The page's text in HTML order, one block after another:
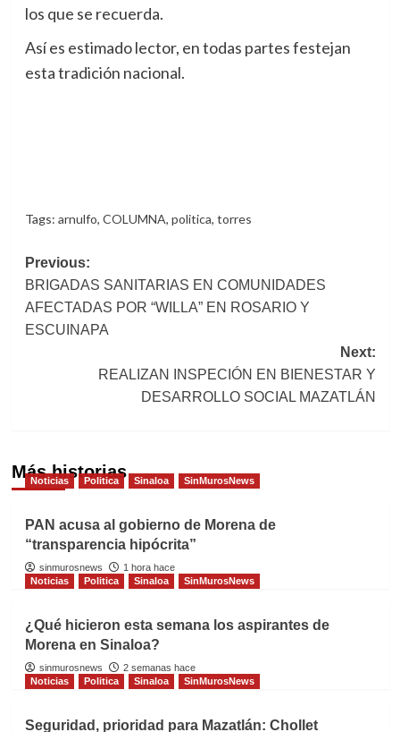
los que se recuerda.
Así es estimado lector, en todas partes festejan
esta tradición nacional.
Tags: arnulfo, COLUMNA, politica, torres
Post
navigation
Previous:
BRIGADAS SANITARIAS EN COMUNIDADES
AFECTADAS POR “WILLA” EN ROSARIO Y
ESCUINAPA
Next:
REALIZAN INSPECIÓN EN BIENESTAR Y
DESARROLLO SOCIAL MAZATLÁN
Más historias
Noticias Politica Sinaloa SinMurosNews
PAN acusa al gobierno de Morena de
“transparencia hipócrita”
sinmurosnews
1 hora hace
Noticias
Politica Sinaloa SinMurosNews
¿Qué hicieron esta semana los aspirantes de
Morena en Sinaloa?
sinmurosnews
2 semanas hace
Noticias
Politica Sinaloa SinMurosNews
Seguridad, prioridad para Mazatlán: Chollet